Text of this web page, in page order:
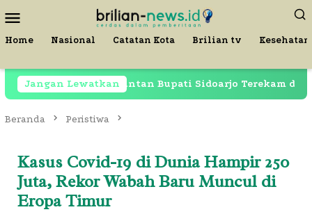
ke
kontenMobile
Home Nasional Catatan Kota Brilian tv Kesehatan
Jangan Lewatkan
Mantan Bupati Sidoarjo Terekam di Restoran
Beranda Peristiwa
Kasus Covid-19 di Dunia Hampir 250
Juta, Rekor Wabah Baru Muncul di
Eropa Timur